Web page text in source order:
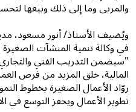
والمربى وما إلى ذلك وبيعها
ويُضيف الأستاذ/ أنور مسعود،
"سيضمن التدريب الفني
المالية، خلق المزيد من فرص
روّاد الأعمال الصغيرة بخطوط
تطوير الأعمال ويحفز التوسع في